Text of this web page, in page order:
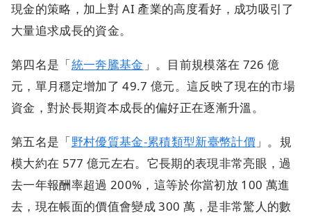
現金的策略，加上對 AI 產業的高度看好，成功吸引了
大量追求成長的資金。
第四名是「統一奔騰基金 」。目前規模落在 726 億
元，單月穩定增加了 49.7 億元。這反映了現在的市場
資金，對於長期資本成長的偏好正在逐漸升溫。
第五名是「野村優質基金-累積類型新臺幣計價 」。規
模大約在 577 億元左右。它長期的表現非常亮眼，過
去一年報酬率超過 200%，這等於你當初放 100 萬進
去，現在帳面的價值會變成 300 萬，是非常驚人的數